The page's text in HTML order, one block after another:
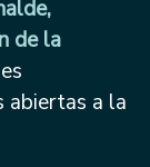
de la
abiertas a la